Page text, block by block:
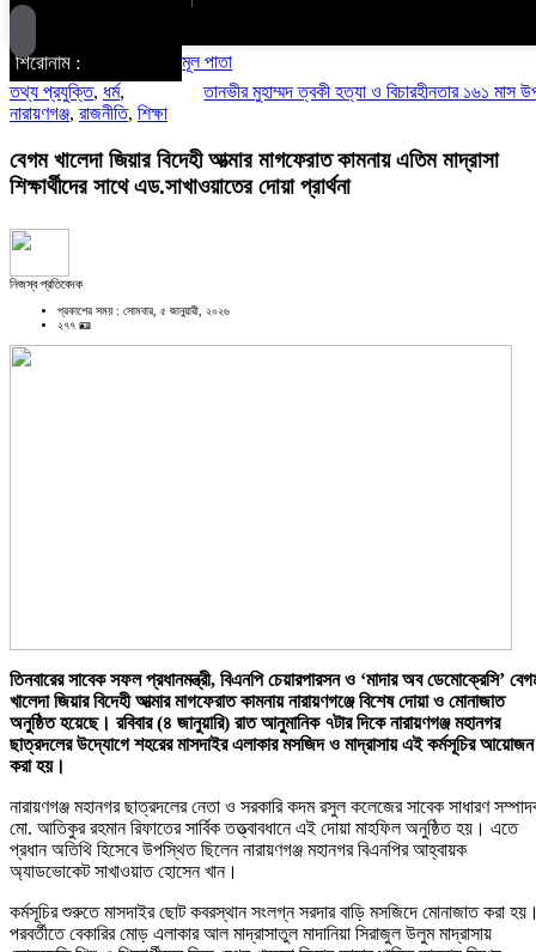
শিরোনাম :
তানভীর মুহাম্মদ ত্বকী হত্যা ও বিচারহীনতার ১৬১ মাস
মূল পাতা
তথ্য প্রযুক্তি, ধর্ম,
নারায়ণগঞ্জ, রাজনীতি, শিক্ষা
বেগম খালেদা জিয়ার বিদেহী আত্মার মাগফেরাত কামনায় এতিম মাদ্রাসা
শিক্ষার্থীদের সাথে এড.সাখাওয়াতের দোয়া প্রার্থনা
নিজস্ব প্রতিবেদক
প্রকাশের সময় : সোমবার, ৫ জানুয়ারী, ২০২৬
২৭৭ 🪪
তিনবারের সাবেক সফল প্রধানমন্ত্রী, বিএনপি চেয়ারপারসন ও ‘মাদার অব ডেমোক্রেসি’
খালেদা জিয়ার বিদেহী আত্মার মাগফেরাত কামনায় নারায়ণগঞ্জে বিশেষ দোয়া ও মোনাজাত
অনুষ্ঠিত হয়েছে। রবিবার (৪ জানুয়ারি) রাত আনুমানিক ৭টার দিকে নারায়ণগঞ্জ মহানগর
ছাত্রদলের উদ্যোগে শহরের মাসদাইর এলাকার মসজিদ ও মাদ্রাসায় এই কর্মসূচির আয়োজন
করা হয়।
নারায়ণগঞ্জ মহানগর ছাত্রদলের নেতা ও সরকারি কদম রসুল কলেজের সাবেক সাধারণ
মো. আতিকুর রহমান রিফাতের সার্বিক তত্ত্বাবধানে এই দোয়া মাহফিল অনুষ্ঠিত হয়। এতে
প্রধান অতিথি হিসেবে উপস্থিত ছিলেন নারায়ণগঞ্জ মহানগর বিএনপির আহ্বায়ক
অ্যাডভোকেট সাখাওয়াত হোসেন খান।
কর্মসূচির শুরুতে মাসদাইর ছোট কবরস্থান সংলগ্ন সরদার বাড়ি মসজিদে মোনাজাত করা
পরবর্তীতে বেকারির মোড় এলাকার আল মাদ্রাসাতুল মাদানিয়া সিরাজুল উলুম মাদ্রাসায়